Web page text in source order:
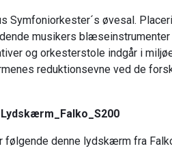
Symfoniorkester´s øvesal.
musikers
og orkesterstole indgår i
reduktionsevne ved de
Lydskærm_Falko_S200
følgende denne lydskærm fra